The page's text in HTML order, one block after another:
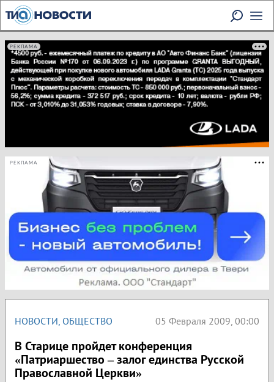
РЕКЛАМА
РЕКЛАМА
НОВОСТИ, ОБЩЕСТВО 05 Февраля 2009, 00:00
В Старице пройдет конференция
«Патриаршество – залог единства Русской
Православной Церкви»